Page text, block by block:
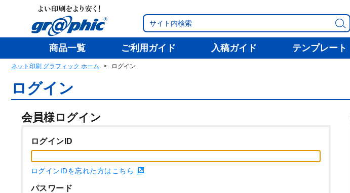
商品一覧 ご利用ガイド 入稿ガイド テンプレート
ネット印刷 グラフィック ホーム ログイン
ログイン
会員様ログイン
ログインID
ログインIDを忘れた方はこちら
パスワード